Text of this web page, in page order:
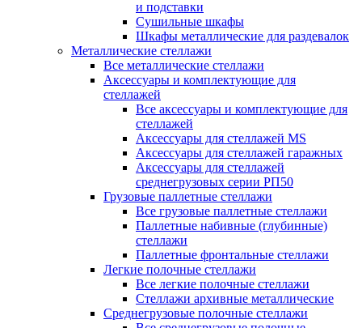
и подставки
Сушильные шкафы
Шкафы металлические для раздевалок
Металлические стеллажи
Все металлические стеллажи
Аксессуары и комплектующие для
стеллажей
Все аксессуары и комплектующие для
стеллажей
Аксессуары для стеллажей MS
Аксессуары для стеллажей гаражных
Аксессуары для стеллажей
среднегрузовых серии РП50
Грузовые паллетные стеллажи
Все грузовые паллетные стеллажи
Паллетные набивные (глубинные)
стеллажи
Паллетные фронтальные стеллажи
Легкие полочные стеллажи
Все легкие полочные стеллажи
Стеллажи архивные металлические
Среднегрузовые полочные стеллажи